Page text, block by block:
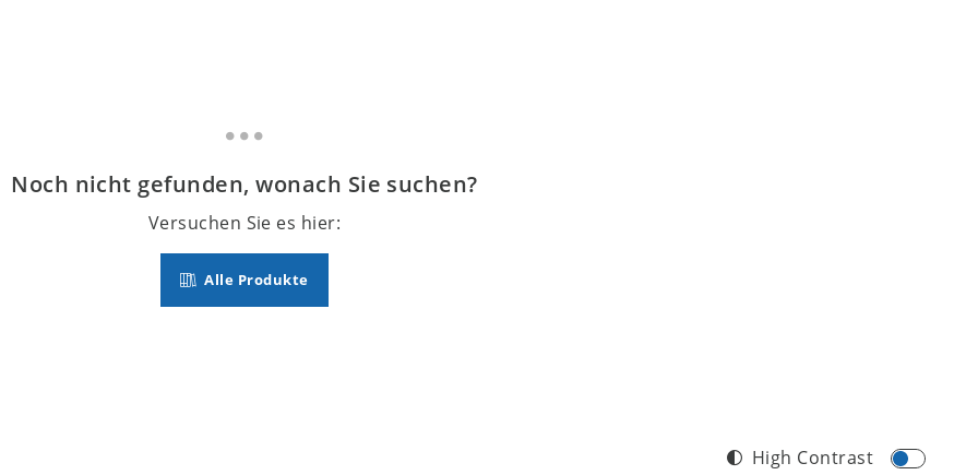
Noch nicht gefunden, wonach Sie suchen?
Versuchen Sie es hier:
Alle Produkte
High Contrast